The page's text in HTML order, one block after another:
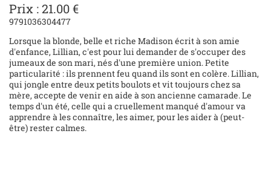
Prix : 21.00 €
9791036304477
Lorsque la blonde, belle et riche Madison écrit à son amie
d'enfance, Lillian, c'est pour lui demander de s'occuper des
jumeaux de son mari, nés d'une première union. Petite
particularité : ils prennent feu quand ils sont en colère. Lillian,
qui jongle entre deux petits boulots et vit toujours chez sa
mère, accepte de venir en aide à son ancienne camarade. Le
temps d'un été, celle qui a cruellement manqué d'amour va
apprendre à les connaître, les aimer, pour les aider à (peut-
être) rester calmes.